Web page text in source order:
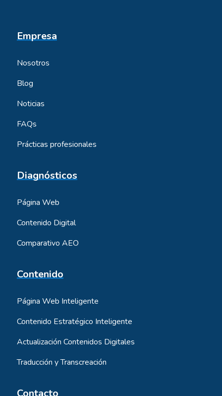
Empresa
Nosotros
Blog
Noticias
FAQs
Prácticas profesionales
Diagnósticos
Página Web
Contenido Digital
Comparativo AEO
Contenido
Página Web Inteligente
Contenido Estratégico Inteligente
Actualización Contenidos Digitales
Traducción y Transcreación
Contacto